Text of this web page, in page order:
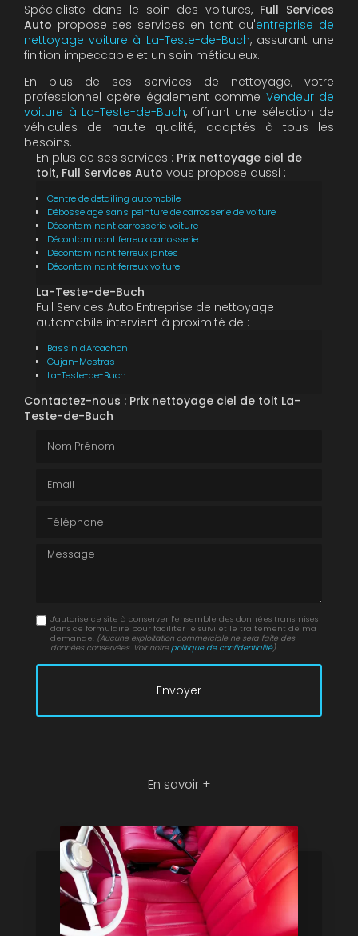
Spécialiste dans le soin des voitures, Full Services
Auto propose ses services en tant qu'entreprise de
nettoyage voiture à La-Teste-de-Buch, assurant une
finition impeccable et un soin méticuleux.
En plus de ses services de nettoyage, votre
professionnel opère également comme Vendeur de
voiture à La-Teste-de-Buch, offrant une sélection de
véhicules de haute qualité, adaptés à tous les
besoins.
En plus de ses services : Prix nettoyage ciel de
toit, Full Services Auto vous propose aussi :
Centre de detailing automobile
Débosselage sans peinture de carrosserie de voiture
Décontaminant carrosserie voiture
Décontaminant ferreux carrosserie
Décontaminant ferreux jantes
Décontaminant ferreux voiture
La-Teste-de-Buch
Full Services Auto Entreprise de nettoyage
automobile intervient à proximité de :
Bassin d'Arcachon
Gujan-Mestras
La-Teste-de-Buch
Contactez-nous : Prix nettoyage ciel de toit La-
Teste-de-Buch
Message
J'autorise ce site à conserver l'ensemble des données transmises
dans ce formulaire pour faciliter le suivi et le traitement de ma
demande. (Aucune exploitation commerciale ne sera faite des
données conservées. Voir notrepolitique de confidentialité)
En savoir +